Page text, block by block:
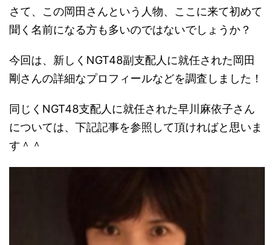
さて、この岡田さんという人物、ここに来て初めて
聞く名前になる方も多いのではないでしょうか？
今回は、新しくNGT48副支配人に就任された岡田
剛さんの詳細なプロフィールなどを調査しました！
同じくNGT48支配人に就任された早川麻依子さん
については、下記記事を参照して頂ければと思いま
す＾＾